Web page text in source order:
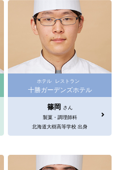
ホテル レストラン
十勝ガーデンズホテル
篠岡
さん
製菓・調理師科
北海道大樹高等学校 出身